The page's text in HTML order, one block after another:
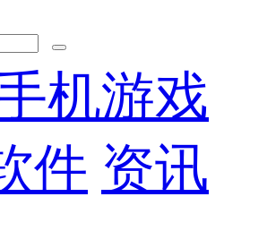
机游戏
件 资讯